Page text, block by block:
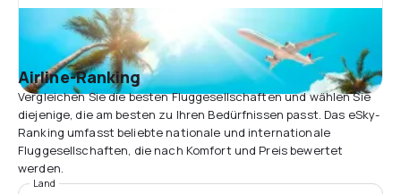
Airline-Ranking
Vergleichen Sie die besten Fluggesellschaften und wählen Sie
diejenige, die am besten zu Ihren Bedürfnissen passt. Das eSky-
Ranking umfasst beliebte nationale und internationale
Fluggesellschaften, die nach Komfort und Preis bewertet
werden.
Land